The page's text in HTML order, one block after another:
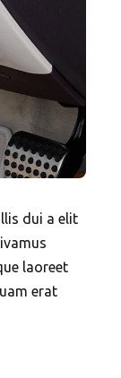
dui a elit
laoreet
erat